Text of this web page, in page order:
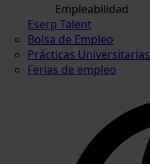
Empleabilidad
Eserp Talent
Bolsa de Empleo
Prácticas Universitarias
Ferias de empleo